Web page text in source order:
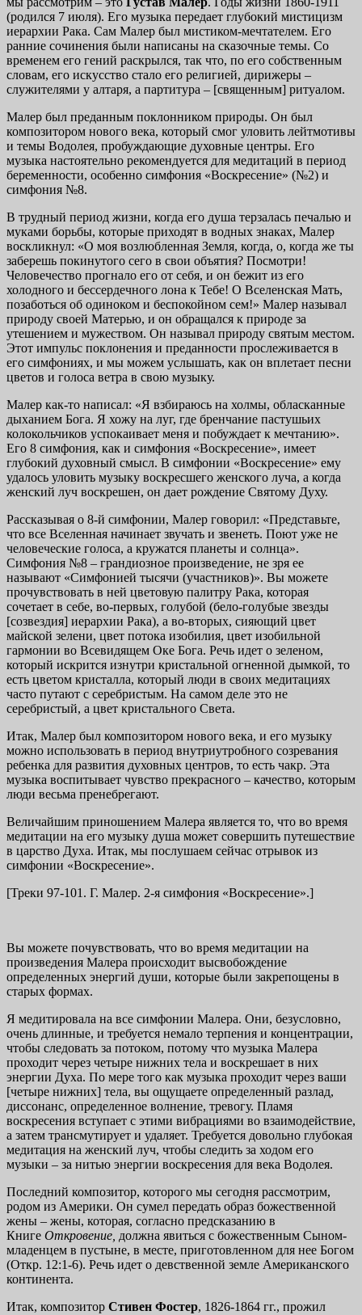
(родился 7 июля). Его музыка передает глубокий мистицизм
иерархии Рака. Сам Малер был мистиком-мечтателем. Его
ранние сочинения были написаны на сказочные темы. Со
временем его гений раскрылся, так что, по его собственным
словам, его искусство стало его религией, дирижеры –
служителями у алтаря, а партитура – [священным] ритуалом.
Малер был преданным поклонником природы. Он был
композитором нового века, который смог уловить лейтмотивы
и темы Водолея, пробуждающие духовные центры. Его
музыка настоятельно рекомендуется для медитаций в период
беременности, особенно симфония «Воскресение» (№2) и
симфония №8.
В трудный период жизни, когда его душа терзалась печалью и
муками борьбы, которые приходят в водных знаках, Малер
воскликнул: «О моя возлюбленная Земля, когда, о, когда же ты
заберешь покинутого сего в свои объятия? Посмотри!
Человечество прогнало его от себя, и он бежит из его
холодного и бессердечного лона к Тебе! О Вселенская Мать,
позаботься об одиноком и беспокойном сем!» Малер называл
природу своей Матерью, и он обращался к природе за
утешением и мужеством. Он называл природу святым местом.
Этот импульс поклонения и преданности прослеживается в
его симфониях, и мы можем услышать, как он вплетает песни
цветов и голоса ветра в свою музыку.
Малер как-то написал: «Я взбираюсь на холмы, обласканные
дыханием Бога. Я хожу на луг, где бренчание пастушьих
колокольчиков успокаивает меня и побуждает к мечтанию».
Его 8 симфония, как и симфония «Воскресение», имеет
глубокий духовный смысл. В симфонии «Воскресение» ему
удалось уловить музыку воскресшего женского луча, а когда
женский луч воскрешен, он дает рождение Святому Духу.
Рассказывая о 8-й симфонии, Малер говорил: «Представьте,
что все Вселенная начинает звучать и звенеть. Поют уже не
человеческие голоса, а кружатся планеты и солнца».
Симфония №8 – грандиозное произведение, не зря ее
называют «Симфонией тысячи (участников)». Вы можете
прочувствовать в ней цветовую палитру Рака, которая
сочетает в себе, во-первых, голубой (бело-голубые звезды
[созвездия] иерархии Рака), а во-вторых, сияющий цвет
майской зелени, цвет потока изобилия, цвет изобильной
гармонии во Всевидящем Оке Бога. Речь идет о зеленом,
который искрится изнутри кристальной огненной дымкой, то
есть цветом кристалла, который люди в своих медитациях
часто путают с серебристым. На самом деле это не
серебристый, а цвет кристального Света.
Итак, Малер был композитором нового века, и его музыку
можно использовать в период внутриутробного созревания
ребенка для развития духовных центров, то есть чакр. Эта
музыка воспитывает чувство прекрасного – качество, которым
люди весьма пренебрегают.
Величайшим приношением Малера является то, что во время
медитации на его музыку душа может совершить путешествие
в царство Духа. Итак, мы послушаем сейчас отрывок из
симфонии «Воскресение».
[Треки 97-101. Г. Малер. 2-я симфония «Воскресение».]
Вы можете почувствовать, что во время медитации на
произведения Малера происходит высвобождение
определенных энергий души, которые были закрепощены в
старых формах.
Я медитировала на все симфонии Малера. Они, безусловно,
очень длинные, и требуется немало терпения и концентрации,
чтобы следовать за потоком, потому что музыка Малера
проходит через четыре нижних тела и воскрешает в них
энергии Духа. По мере того как музыка проходит через ваши
[четыре нижних] тела, вы ощущаете определенный разлад,
диссонанс, определенное волнение, тревогу. Пламя
воскресения вступает с этими вибрациями во взаимодействие,
а затем трансмутирует и удаляет. Требуется довольно глубокая
медитация на женский луч, чтобы следить за ходом его
музыки – за нитью энергии воскресения для века Водолея.
Последний композитор, которого мы сегодня рассмотрим,
родом из Америки. Он сумел передать образ божественной
жены – жены, которая, согласно предсказанию в
Книге Откровение, должна явиться с божественным Сыном-
младенцем в пустыне, в месте, приготовленном для нее Богом
(Откр. 12:1-6). Речь идет о девственной земле Американского
континента.
Итак, композитор Стивен Фостер, 1826-1864 гг., прожил